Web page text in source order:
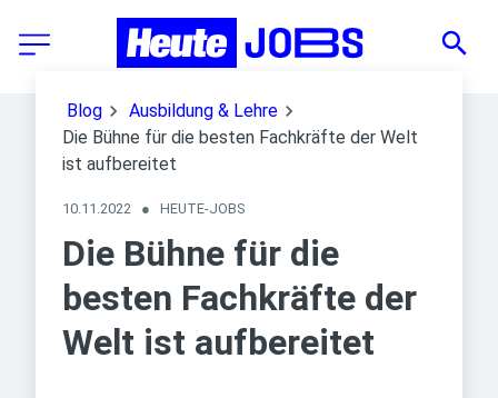
Blog
Ausbildung & Lehre
Die Bühne für die besten Fachkräfte der Welt
ist aufbereitet
10.11.2022 ● HEUTE-JOBS
Die Bühne für die
besten Fachkräfte der
Welt ist aufbereitet